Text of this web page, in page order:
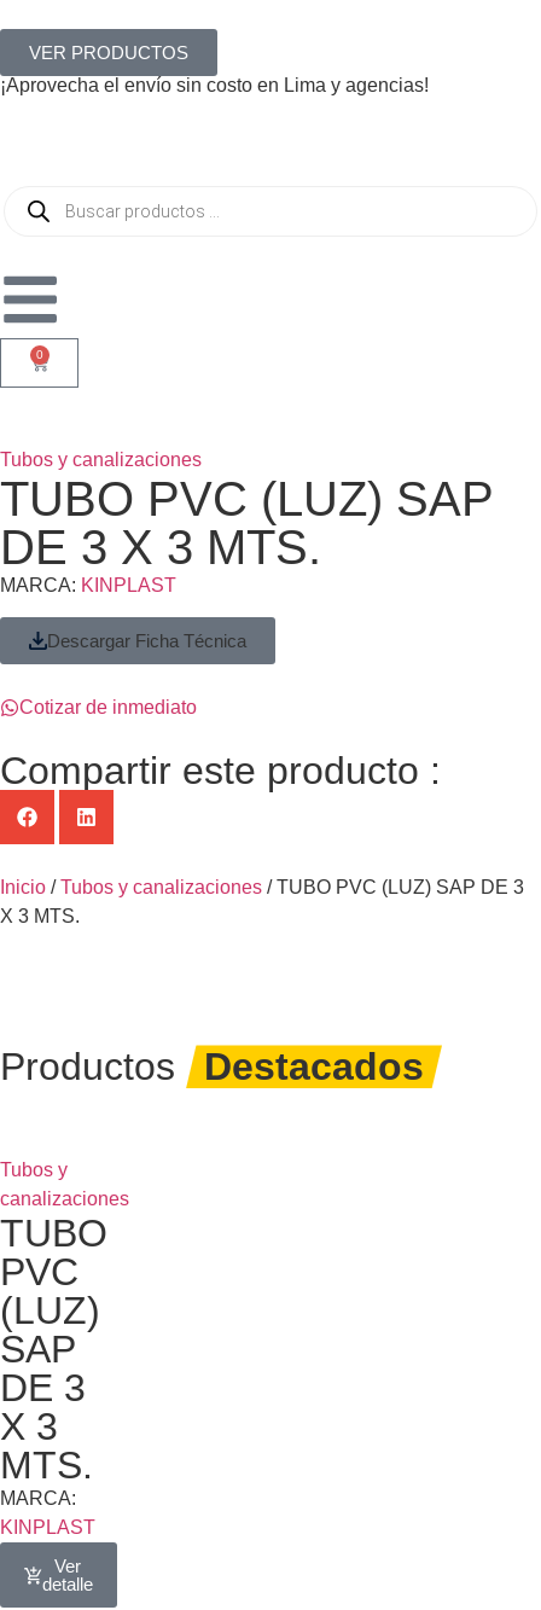
VER PRODUCTOS
¡Aprovecha el envío sin costo en Lima y agencias!
0
Tubos y canalizaciones
TUBO PVC (LUZ) SAP
DE 3 X 3 MTS.
MARCA: KINPLAST
Descargar Ficha Técnica
Cotizar de inmediato
Compartir este producto :
Inicio /Tubos y canalizaciones / TUBO PVC (LUZ) SAP DE 3
X 3 MTS.
Productos Destacados
Tubos y
canalizaciones
TUBO
PVC
(LUZ)
SAP
DE 3
X 3
MTS.
MARCA:
KINPLAST
Ver
detalle